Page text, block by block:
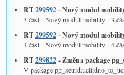
RT299592- Nový modul
3.část - Nový modul mobility -
RT299592- Nový modul
4.část - Nový modul mobility -
RT299822- Změna package
V package